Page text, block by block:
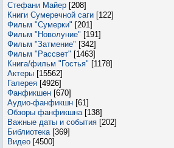
Стефани Майер [208]
Книги Сумеречной саги [122]
Фильм "Сумерки" [201]
Фильм "Новолуние" [191]
Фильм "Затмение" [342]
Фильм "Рассвет" [1463]
Книга/фильм "Гостья" [1178]
Актеры [15562]
Галерея [4926]
Фанфикшен [670]
Аудио-фанфикшн [61]
Обзоры фанфикшна [138]
Важные даты и события [202]
Библиотека [369]
Видео [4500]